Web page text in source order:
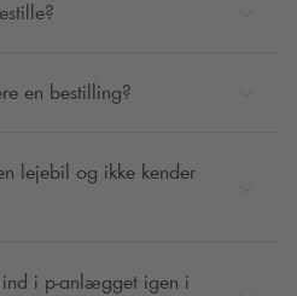
en bestilling?
lejebil og ikke kender
i p-anlægget igen i